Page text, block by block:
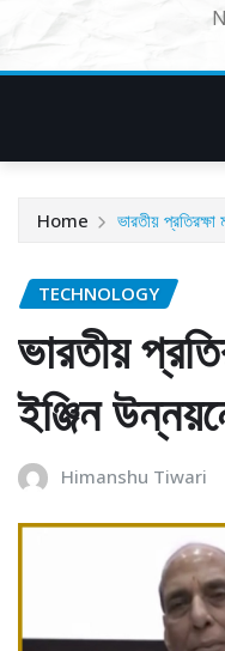
Home ভারতীয়
TECHNOLOGY
ভারতীয়
ইঞ্জিন
Himanshu Tiwari